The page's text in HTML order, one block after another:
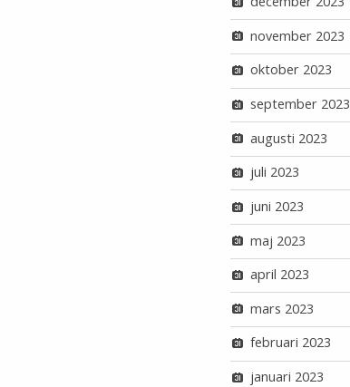
november 2023
oktober 2023
september 2023
augusti 2023
juli 2023
juni 2023
maj 2023
april 2023
mars 2023
februari 2023
januari 2023